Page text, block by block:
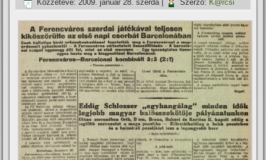
Közzétéve: 2009. január 28. szerda| Szerző: K@rcsi